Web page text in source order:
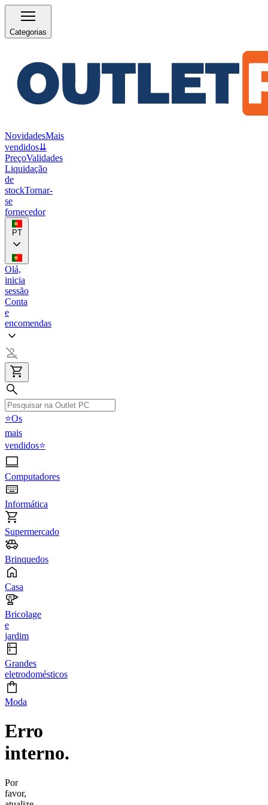
Categorias
NovidadesMais
vendidos⇊
PreçoValidades
Liquidação
de
stockTornar-
se
fornecedor
PT
Olá,
inicia
sessão
Conta
e
encomendas
⭐Os
mais
vendidos⭐
Computadores
Informática
Supermercado
Brinquedos
Casa
Bricolage
e
jardim
Grandes
eletrodomésticos
Moda
Erro
interno.
Por
favor,